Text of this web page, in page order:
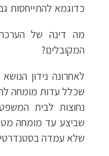
כדוגמא להתייחסות
מה דינה של
המקובלים?
לאחרונה נידון
שכלל עדות מומחה
נחוצות לבית
שביצע עד מומחה
שלא עמדה